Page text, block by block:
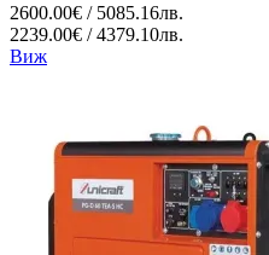
2600.00€ / 5085.16лв.
2239.00€ / 4379.10лв.
Виж